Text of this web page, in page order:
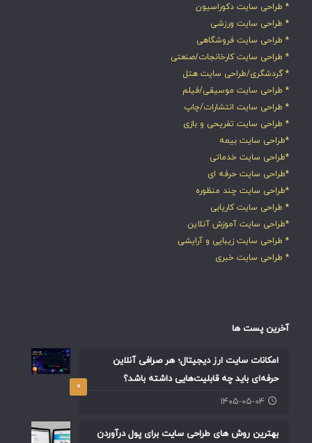
* طراحی سایت دکوراسیون
* طراحی سایت ورزشی
* طراحی سایت فروشگاهی
* طراحی سایت کارخانجات/صنعتی
* گردشگری/طراحی سایت هتل
* طراحی سایت موسیقی/فیلم
* طراحی سایت انتشارات/چاپ
* طراحی سایت تفریحی و بازی
*طراحی سایت بیمه
*طراحی سایت خدماتی
*طراحی سایت حرفه ای
*طراحی سایت چند منظوره
* طراحی سایت کاریابی
*طراحی سایت آموزش آنلاین
* طراحی سایت زیبایی و آرایشی
* طراحی سایت خبری
آخرین پست ها
۰
امکانات سایت ارز دیجیتال؛ هر صرافی آنلاین
حرفه‌ای باید چه قابلیت‌هایی داشته باشد؟
۱۴۰۵-۰۵-۰۴
بهترین روش های طراحی سایت برای پول درآوردن